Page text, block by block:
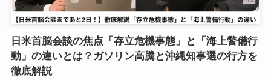
日米首脳会談の焦点「存立危機事態」と「海上警備行
動」の違いとは？ガソリン高騰と沖縄知事選の行方を
徹底解説